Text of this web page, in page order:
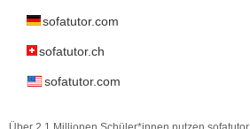
sofatutor.com
sofatutor.ch
sofatutor.com